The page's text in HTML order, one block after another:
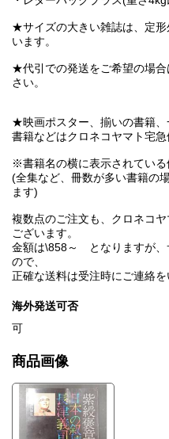
★サイズの大きい雑誌は、定
います。
★代引での発送をご希望の場
さい。
★映画ポスター、揃いの書籍
書籍などはクロネコヤマト宅急
※書籍名の横に表示されている
(全集など、冊数が多い書籍の
ます)
複数点のご注文も、クロネコ
ございます。
金額は\858～ となりますが、
ので、
正確な送料は受注時にご連絡を
海外発送可否
可
商品画像